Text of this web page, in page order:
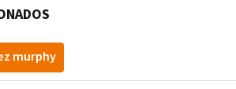
murphy